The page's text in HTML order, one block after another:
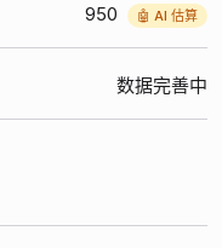
950 🤖 AI 估算
数据完善中